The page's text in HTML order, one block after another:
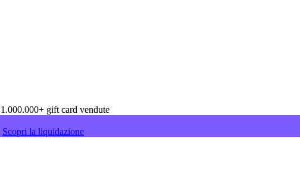
1.000.000+ gift card vendute
Scopri la liquidazione